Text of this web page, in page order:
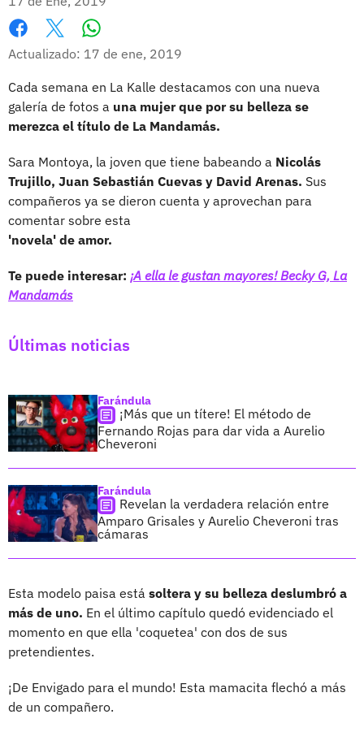
Facebook
X
Actualizado: 17 de ene, 2019
Cada semana en La Kalle destacamos con una nueva
galería de fotos a una mujer que por su belleza se
merezca el título de La Mandamás.
Sara Montoya, la joven que tiene babeando a Nicolás
Trujillo, Juan Sebastián Cuevas y David Arenas. Sus
compañeros ya se dieron cuenta y aprovechan para
comentar sobre esta
'novela' de amor.
Te puede interesar: ¡A ella le gustan mayores! Becky G, La
Mandamás
Últimas noticias
Farándula
¡Más que un títere! El método de
Fernando Rojas para dar vida a Aurelio
Cheveroni
Farándula
Revelan la verdadera relación entre
Amparo Grisales y Aurelio Cheveroni tras
cámaras
Esta modelo paisa está soltera y su belleza deslumbró a
más de uno. En el último capítulo quedó evidenciado el
momento en que ella 'coquetea' con dos de sus
pretendientes.
¡De Envigado para el mundo! Esta mamacita flechó a más
de un compañero.